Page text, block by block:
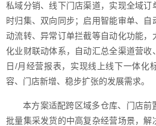
私域分销、线下门店渠道，实现全域订
时归集、双向同步；启用智能审单、
动流转、异常订单拦截等自动化功能
化业财联动体系，自动汇总全渠道营
日/月经营报表，实现线上线下一体化
容、门店新增、稳步扩张的发展需求。
本方案适配跨区域多仓库、门店前
批量集采发货的中高复杂经营场景，